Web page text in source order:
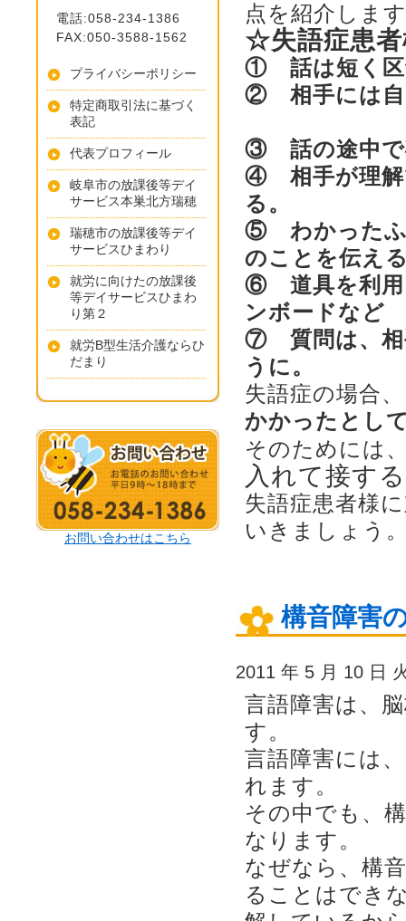
点を紹介しま
☆失語症患者
① 話は短く区
② 相手には自
③ 話の途中で
④ 相手が理解
る。
⑤ わかったふ
のことを伝え
⑥ 道具を利用
ンボードなど
⑦ 質問は、相
うに。
失語症の場合、
かかったとし
そのためには
入れて接す
失語症患者様
いきましょう
構音障害
2011 年 5 月 10 日
言語障害は、
す。
言語障害には、
れます。
その中でも、
なります。
なぜなら、構
ることはでき
電話:058-234-1386
FAX:050-3588-1562
プライバシーポリシー
特定商取引法に基づく
表記
代表プロフィール
岐阜市の放課後等デイ
サービス本巣北方瑞穂
瑞穂市の放課後等デイ
サービスひまわり
就労に向けたの放課後
等デイサービスひまわ
り第２
就労B型生活介護ならひ
だまり
お問い合わせはこちら